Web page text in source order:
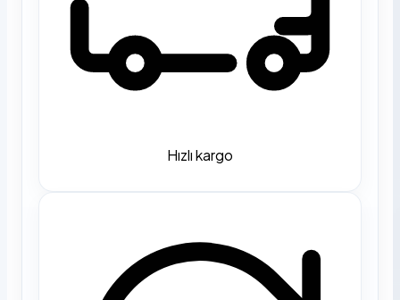
Hızlı kargo